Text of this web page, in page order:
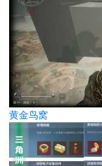
黄金鸟窝